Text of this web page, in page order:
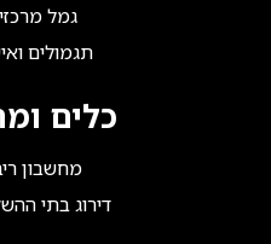
גמל
תגמולים
כלים
מחשבון
דירוג בתי